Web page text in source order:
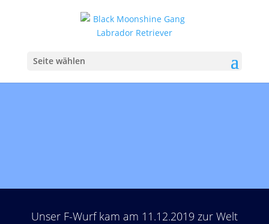
Seite wählen
Unser F-Wurf kam am 11.12.2019 zur Welt